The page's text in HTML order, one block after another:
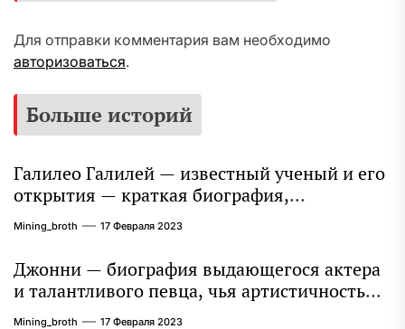
Для отправки комментария вам необходимо
авторизоваться.
Больше историй
Галилео Галилей — известный ученый и его
открытия — краткая биография,
достижения и вклад в науку
Mining_broth 17 Февраля 2023
Джонни — биография выдающегося актера
и талантливого певца, чья артистичность
захватывает миллионы сердец
Mining_broth 17 Февраля 2023